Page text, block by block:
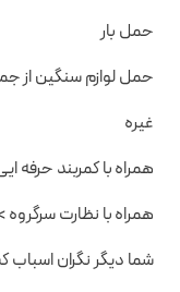
حمل بار
حمل لوازم سنگین از
غیره
همراه با کمربند
همراه با نظارت سرگروه
شما دیگر نگران اسباب